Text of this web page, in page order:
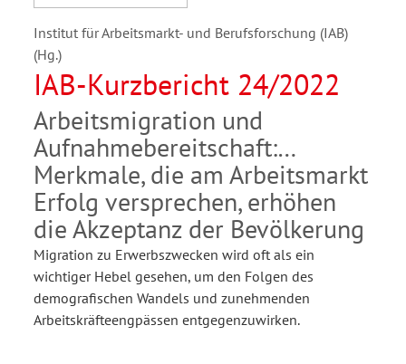
Institut für Arbeitsmarkt- und Berufsforschung (IAB)
(Hg.)
IAB-Kurzbericht 24/2022
Arbeitsmigration und
Aufnahmebereitschaft:
Merkmale, die am Arbeitsmarkt
Erfolg versprechen, erhöhen
die Akzeptanz der Bevölkerung
Migration zu Erwerbszwecken wird oft als ein
wichtiger Hebel gesehen, um den Folgen des
demografischen Wandels und zunehmenden
Arbeitskräfteengpässen entgegenzuwirken.